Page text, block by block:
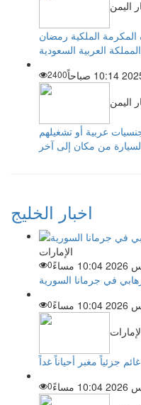
اليمن
الملكية رمضان
2400
اليمن
توضّح منع التعامل مع أبناء 3 جنسيات عربية أو تشغيلهم
من مكان إلى آخر
اخبار الخليج
الإمارات
0
في جرمانا السورية
0
جزئياً مغبر أحياناً غداً
0